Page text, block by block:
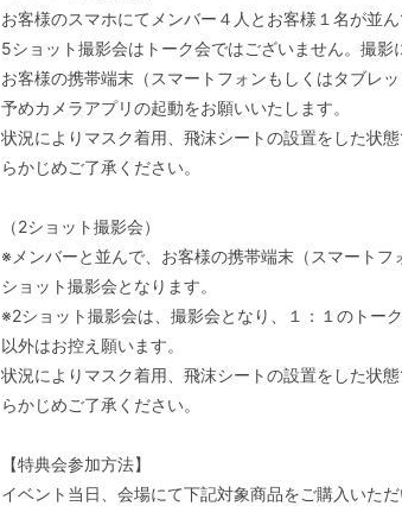
お客様のスマホにてメンバー４人とお客様１名が並ん
5ショット撮影会はトーク会ではございません。撮影
お客様の携帯端末（スマートフォンもしくはタブレ
予めカメラアプリの起動をお願いいたします。
状況によりマスク着用、飛沫シートの設置をした状
らかじめご了承ください。
（2ショット撮影会）
※メンバーと並んで、お客様の携帯端末（スマート
ショット撮影会となります。
※2ショット撮影会は、撮影会となり、１：１のトー
以外はお控え願います。
状況によりマスク着用、飛沫シートの設置をした状
らかじめご了承ください。
【特典会参加方法】
イベント当日、会場にて下記対象商品をご購入いた